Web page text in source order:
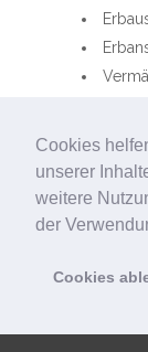
Cookies
unserer
weitere
der
Cookies